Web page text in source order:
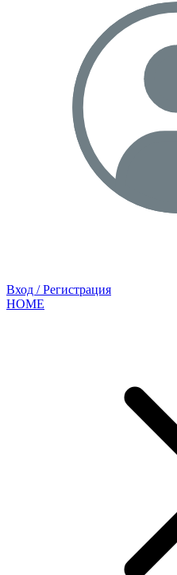
Вход / Регистрация
HOME